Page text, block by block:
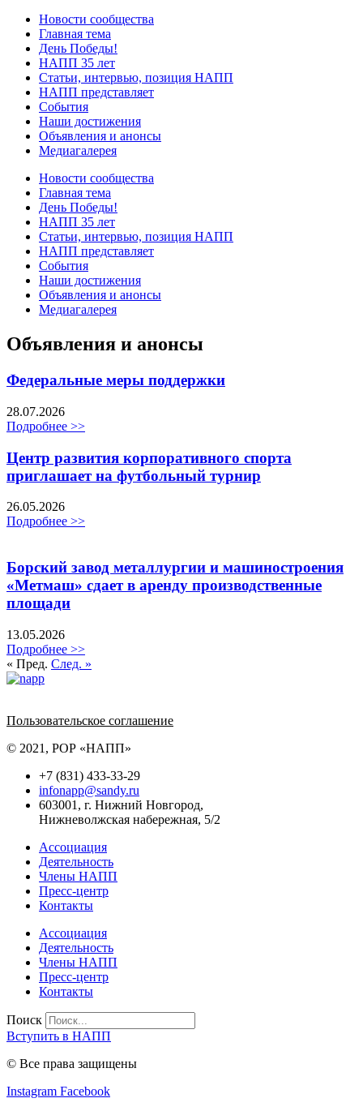
Новости сообщества
Главная тема
День Победы!
НАПП 35 лет
Статьи, интервью, позиция НАПП
НАПП представляет
События
Наши достижения
Объявления и анонсы
Медиагалерея
Новости сообщества
Главная тема
День Победы!
НАПП 35 лет
Статьи, интервью, позиция НАПП
НАПП представляет
События
Наши достижения
Объявления и анонсы
Медиагалерея
Объявления и анонсы
Федеральные меры поддержки
28.07.2026
Подробнее >>
Центр развития корпоративного спорта
приглашает на футбольный турнир
26.05.2026
Подробнее >>
Борский завод металлургии и машиностроения
«Метмаш» сдает в аренду производственные
площади
13.05.2026
Подробнее >>
« Пред. След. »
Пользовательское соглашение
© 2021, РОР «НАПП»
+7 (831) 433-33-29
infonapp@sandy.ru
603001, г. Нижний Новгород,
Нижневолжская набережная, 5/2
Ассоциация
Деятельность
Члены НАПП
Пресс-центр
Контакты
Ассоциация
Деятельность
Члены НАПП
Пресс-центр
Контакты
Поиск
Вступить в НАПП
© Все права защищены
Instagram Facebook